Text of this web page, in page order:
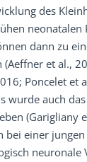
des
neonatalen
dann zu
et al.,
Poncelet et
wurde auch
(Garigliany
bei einer jungen
neuronale